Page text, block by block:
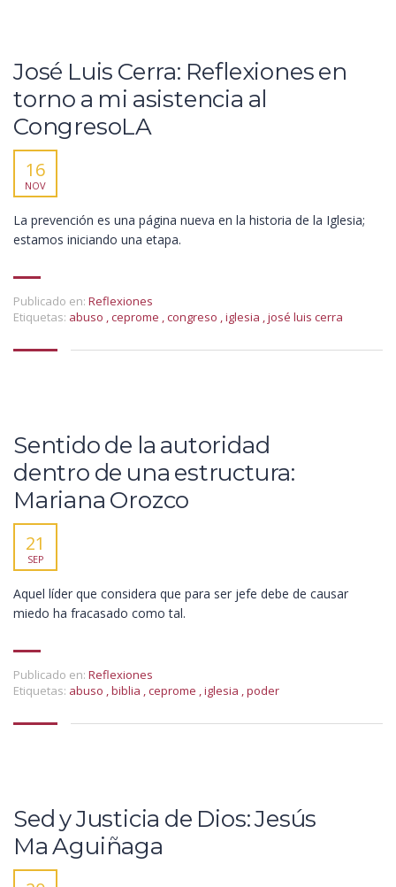
José Luis Cerra: Reflexiones en
torno a mi asistencia al
CongresoLA
16
NOV
La prevención es una página nueva en la historia de la Iglesia;
estamos iniciando una etapa.
Publicado en: Reflexiones
Etiquetas: abuso ,ceprome ,congreso ,iglesia ,josé luis cerra
Sentido de la autoridad
dentro de una estructura:
Mariana Orozco
21
SEP
Aquel líder que considera que para ser jefe debe de causar
miedo ha fracasado como tal.
Publicado en: Reflexiones
Etiquetas: abuso ,biblia ,ceprome ,iglesia ,poder
Sed y Justicia de Dios: Jesús
Ma Aguiñaga